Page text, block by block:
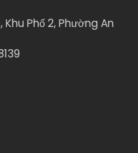
Phố 2, Phường An